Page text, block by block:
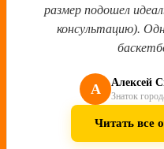
размер подошел
консультацию).
А Алексей
Знаток
Читать все